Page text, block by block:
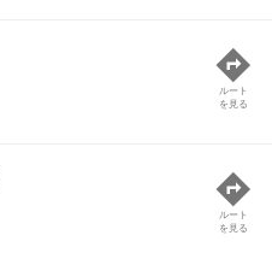
ルート
を見る
ルート
を見る